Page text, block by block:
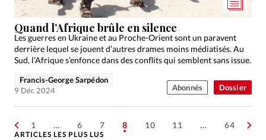
Dossier
Quand l’Afrique brûle en silence
Les guerres en Ukraine et au Proche-Orient sont un paravent
derrière lequel se jouent d’autres drames moins médiatisés. Au
Sud, l’Afrique s’enfonce dans des conflits qui semblent sans issue.
Francis-George Sarpédon
9 Déc 2024
Abonnés
1 … 6 7 8 10 11 … 64
ARTICLES LES PLUS LUS